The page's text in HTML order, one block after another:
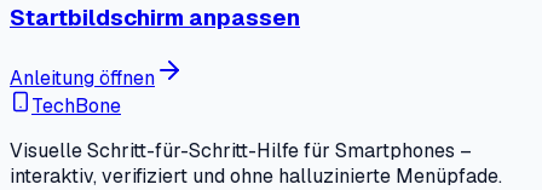
Startbildschirm anpassen
Anleitung öffnen
TechBone
Visuelle Schritt-für-Schritt-Hilfe für Smartphones –
interaktiv, verifiziert und ohne halluzinierte Menüpfade.